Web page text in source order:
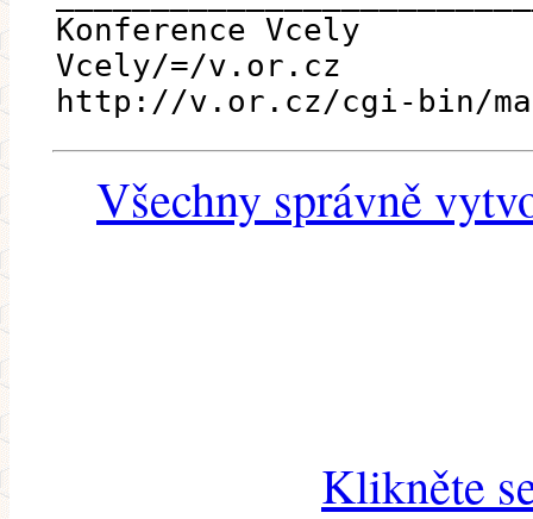
Konference Vcely
Vcely/=/v.or.cz
http://v.or.cz/cgi-bin/
Všechny správně
Klikněte